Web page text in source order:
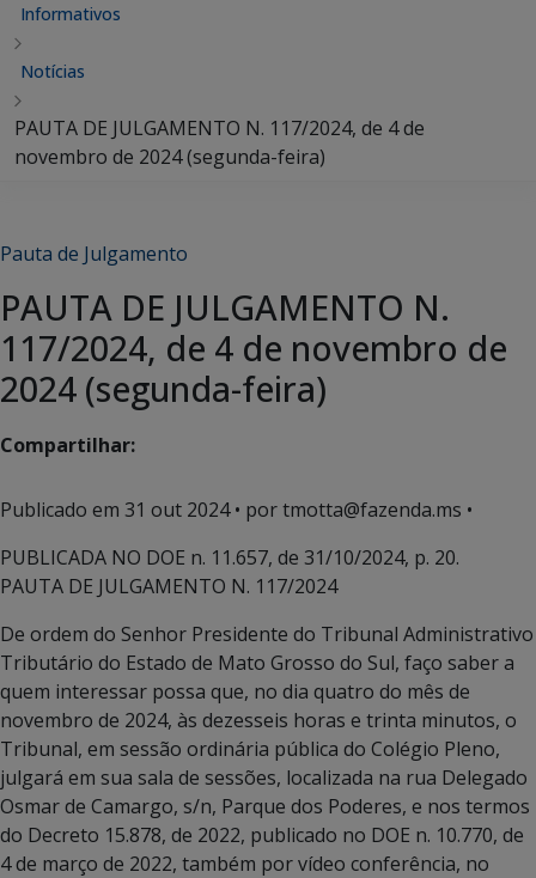
Informativos
Notícias
PAUTA DE JULGAMENTO N. 117/2024, de 4 de
novembro de 2024 (segunda-feira)
Pauta de Julgamento
PAUTA DE JULGAMENTO N.
117/2024, de 4 de novembro de
2024 (segunda-feira)
Compartilhar:
Publicado em 31 out 2024• por tmotta@fazenda.ms •
PUBLICADA NO DOE n. 11.657, de 31/10/2024, p. 20.
PAUTA DE JULGAMENTO N. 117/2024
De ordem do Senhor Presidente do Tribunal Administrativo
Tributário do Estado de Mato Grosso do Sul, faço saber a
quem interessar possa que, no dia quatro do mês de
novembro de 2024, às dezesseis horas e trinta minutos, o
Tribunal, em sessão ordinária pública do Colégio Pleno,
julgará em sua sala de sessões, localizada na rua Delegado
Osmar de Camargo, s/n, Parque dos Poderes, e nos termos
do Decreto 15.878, de 2022, publicado no DOE n. 10.770, de
4 de março de 2022, também por vídeo conferência, no